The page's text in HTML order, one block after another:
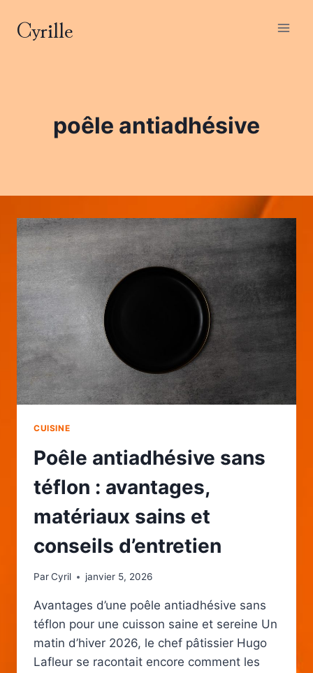
Cyrille
poêle antiadhésive
CUISINE
Poêle antiadhésive sans
téflon : avantages,
matériaux sains et
conseils d’entretien
ParCyril janvier 5, 2026
Avantages d’une poêle antiadhésive sans
téflon pour une cuisson saine et sereine Un
matin d’hiver 2026, le chef pâtissier Hugo
Lafleur se racontait encore comment les